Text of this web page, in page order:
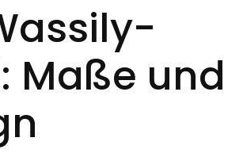
Maße und